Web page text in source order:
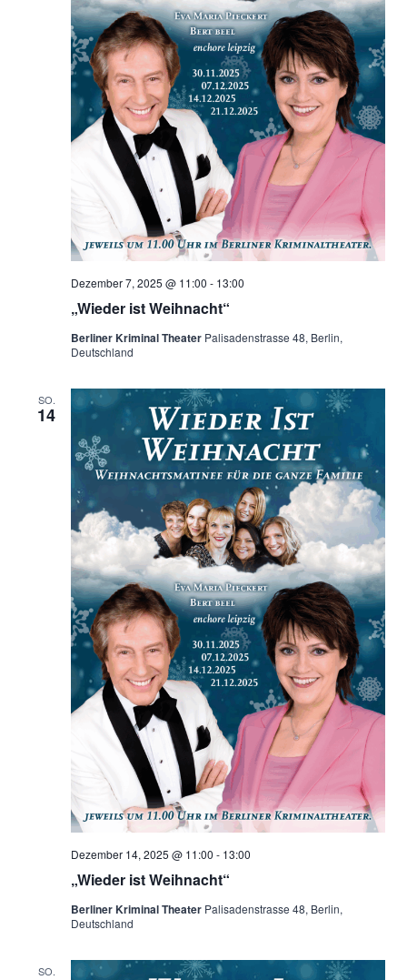
„Wieder ist Weihnacht“
Dezember 7, 2025 @ 11:00 - 13:00
Berliner Kriminal Theater Palisadenstrasse 48, Berlin,
Deutschland
SO.
14
„Wieder ist Weihnacht“
Dezember 14, 2025 @ 11:00 - 13:00
Berliner Kriminal Theater Palisadenstrasse 48, Berlin,
Deutschland
SO.